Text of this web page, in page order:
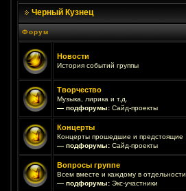
Черный Кузнец
Форум
Новости
История событий группы
Творчество
Музыка, лирика и т.д.
— подфорумы: Сайд-проекты
Концерты
Концерты прошедшие и предстоящие
— подфорумы: Сайд-проекты
Вопросы группе
Всем вместе и каждому в отдельности
— подфорумы: Экс-участники